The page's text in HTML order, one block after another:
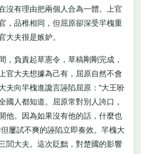
沒有理由把兩個人合為一體。上官
，品稚相同，但屈原卻深受羋槐重
大夫很是嫉妒。
負責起草憲令，草稿剛剛完成，
官大夫想據為己有，屈原自然不會
夫向羋槐進讒言誣陷屈原：“大王吩
國人都知道。屈原常對別人誇口，
他。因為如果沒有他的話，什麼也
屢試不爽的誣陷立即奏效。羋槐大
閭大夫。這次貶黜，對楚國的影響